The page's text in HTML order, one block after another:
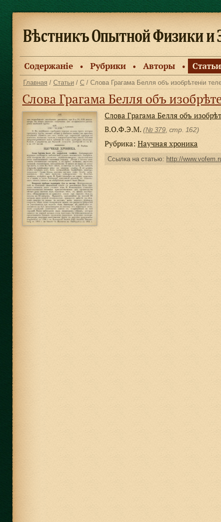
Содержанiе ● Рубрики ● Авторы ● Статьи
Главная / Статьи / С / Слова Грагама Белля объ изобрѣтенiи
Слова Грагама Белля объ
Слова Грагама Белля объ
В.О.Ф.Э.М. (№ 379, стр. 162)
Рубрика: Научная хроника
Ссылка на статью: http://